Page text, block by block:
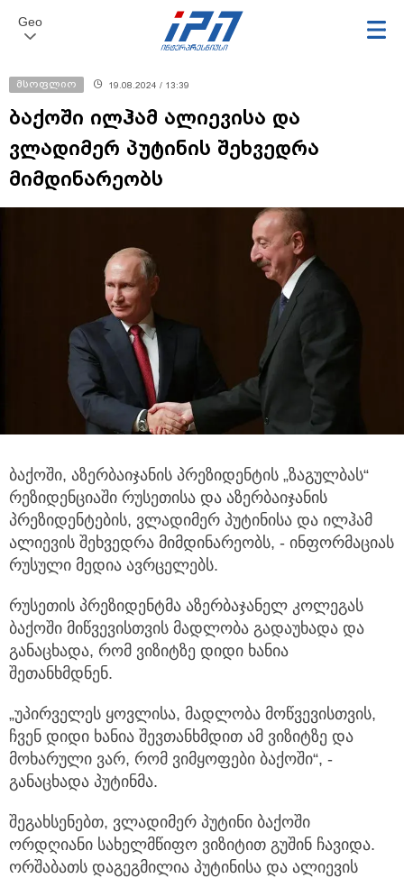
Geo
მსოფლიო 19.08.2024 / 13:39
ბაქოში ილჰამ ალიევისა და
ვლადიმერ პუტინის შეხვედრა
მიმდინარეობს
ბაქოში, აზერბაიჯანის პრეზიდენტის „ზაგულბას“
რეზიდენციაში რუსეთისა და აზერბაიჯანის
პრეზიდენტების, ვლადიმერ პუტინისა და ილჰამ
ალიევის შეხვედრა მიმდინარეობს, - ინფორმაციას
რუსული მედია ავრცელებს.
რუსეთის პრეზიდენტმა აზერბაჯანელ კოლეგას
ბაქოში მიწვევისთვის მადლობა გადაუხადა და
განაცხადა, რომ ვიზიტზე დიდი ხანია
შეთანხმდნენ.
„უპირველეს ყოვლისა, მადლობა მოწვევისთვის,
ჩვენ დიდი ხანია შევთანხმდით ამ ვიზიტზე და
მოხარული ვარ, რომ ვიმყოფები ბაქოში“, -
განაცხადა პუტინმა.
შეგახსენებთ, ვლადიმერ პუტინი ბაქოში
ორდღიანი სახელმწიფო ვიზიტით გუშინ ჩავიდა.
ორშაბათს დაგეგმილია პუტინისა და ალიევის